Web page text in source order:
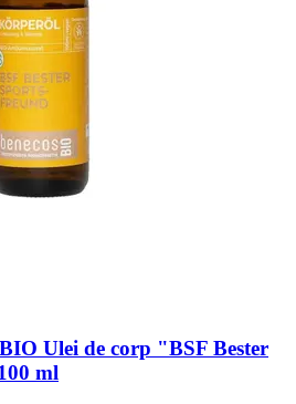
Ulei de corp "BSF Bester
ml